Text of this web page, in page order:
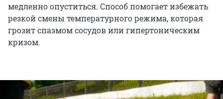
медленно опуститься. Способ помогает избежать
резкой смены температурного режима, которая
грозит спазмом сосудов или гипертоническим
кризом.